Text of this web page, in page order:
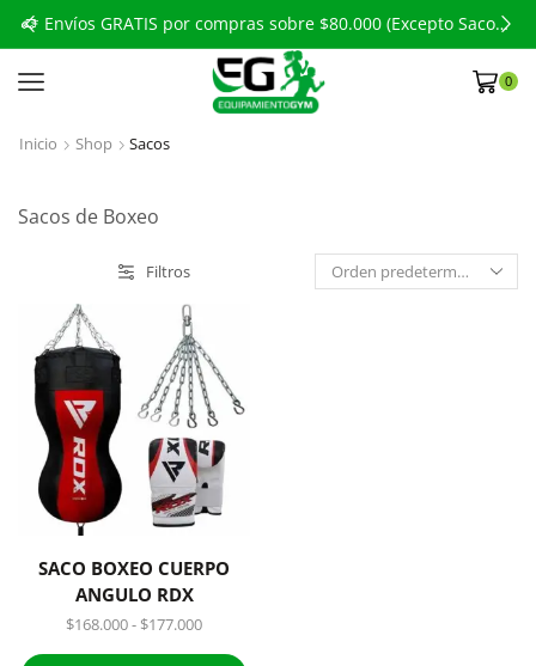
Envíos GRATIS por compras sobre $80.000 (Excepto Sacos de Boxeo)
0
Inicio Shop Sacos
Sacos de Boxeo
Filtros
SACO BOXEO CUERPO
ANGULO RDX
$168.000- $177.000